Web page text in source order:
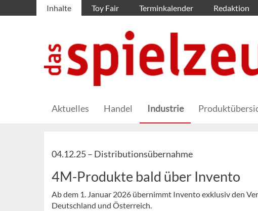
Inhalte Toy Fair Terminkalender Redaktion
Aktuelles Handel Industrie
04.12.25 – Distributionsübernahme
4M-Produkte bald über Invento
Ab dem 1. Januar 2026 übernimmt Invento exklusiv den
Deutschland und Österreich.